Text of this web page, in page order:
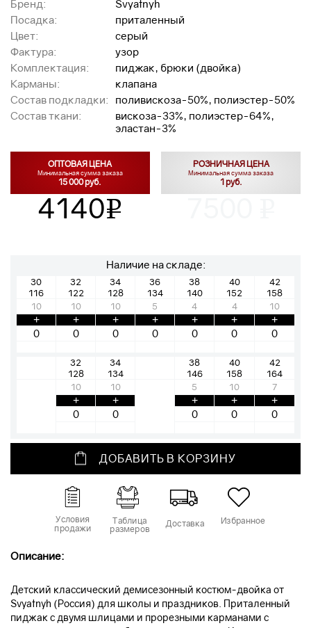
Бренд:
Svyatnyh
Посадка:
приталенный
Цвет:
серый
Фактура:
узор
Комплектация:
пиджак, брюки (двойка)
Карманы:
клапана
Состав подкладки:
поливискоза-50%, полиэстер-50%
Состав ткани:
вискоза-33%, полиэстер-64%,
эластан-3%
ОПТОВАЯ ЦЕНА
Минимальная сумма заказа
15 000 руб.
4140v
РОЗНИЧНАЯ ЦЕНА
Минимальная сумма заказа
1 руб.
Наличие на складе:
30
116
32
122
34
128
36
134
38
140
40
152
42
158
10
+
10
+
10
+
5
+
4
+
4
+
10
+
32
128
34
134
38
146
40
158
42
164
10
+
10
+
5
+
10
+
7
+
ДОБАВИТЬ В КОРЗИНУ
Условия
продажи
Таблица
размеров
Доставка Избранное
Описание:
Детский классический демисезонный костюм-двойка от
Svyatnyh (Россия) для школы и праздников. Приталенный
пиджак с двумя шлицами и прорезными карманами с